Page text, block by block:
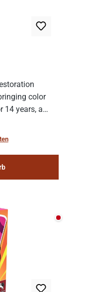
color
14 years, a
undertook
Nicht